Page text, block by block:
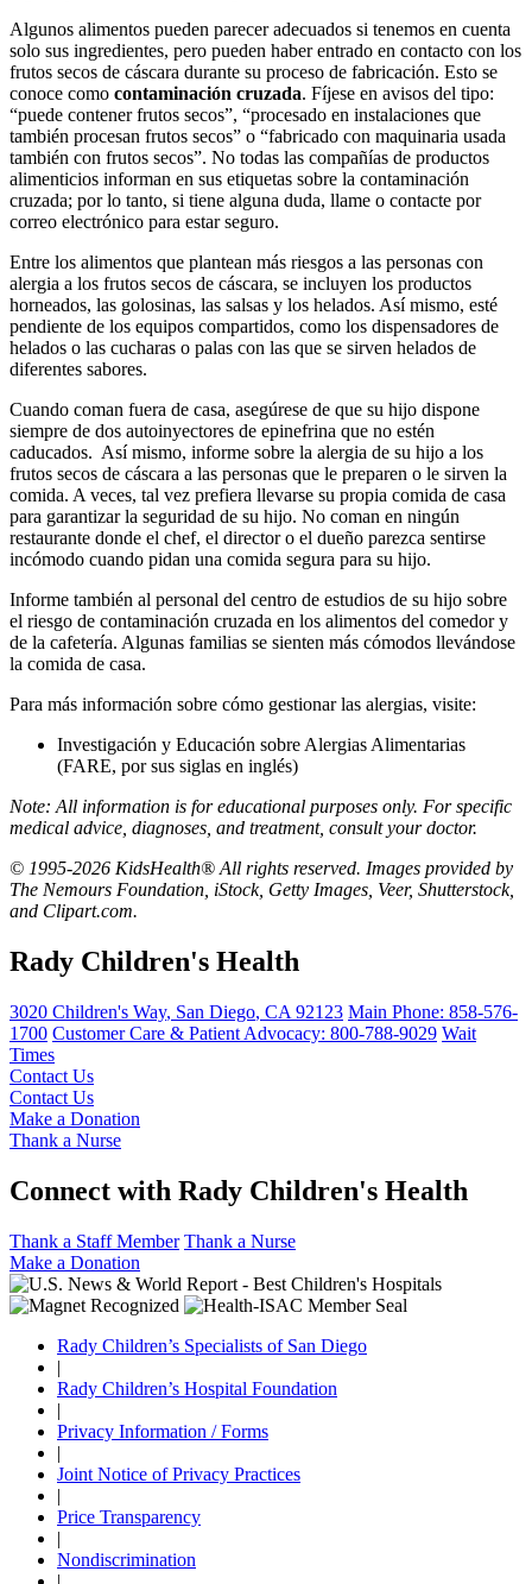
Algunos alimentos pueden parecer adecuados si tenemos en cuenta
solo sus ingredientes, pero pueden haber entrado en contacto con los
frutos secos de cáscara durante su proceso de fabricación. Esto se
conoce como contaminación cruzada. Fíjese en avisos del tipo:
“puede contener frutos secos”, “procesado en instalaciones que
también procesan frutos secos” o “fabricado con maquinaria usada
también con frutos secos”. No todas las compañías de productos
alimenticios informan en sus etiquetas sobre la contaminación
cruzada; por lo tanto, si tiene alguna duda, llame o contacte por
correo electrónico para estar seguro.
Entre los alimentos que plantean más riesgos a las personas con
alergia a los frutos secos de cáscara, se incluyen los productos
horneados, las golosinas, las salsas y los helados. Así mismo, esté
pendiente de los equipos compartidos, como los dispensadores de
helados o las cucharas o palas con las que se sirven helados de
diferentes sabores.
Cuando coman fuera de casa, asegúrese de que su hijo dispone
siempre de dos autoinyectores de epinefrina que no estén
caducados. Así mismo, informe sobre la alergia de su hijo a los
frutos secos de cáscara a las personas que le preparen o le sirven la
comida. A veces, tal vez prefiera llevarse su propia comida de casa
para garantizar la seguridad de su hijo. No coman en ningún
restaurante donde el chef, el director o el dueño parezca sentirse
incómodo cuando pidan una comida segura para su hijo.
Informe también al personal del centro de estudios de su hijo sobre
el riesgo de contaminación cruzada en los alimentos del comedor y
de la cafetería. Algunas familias se sienten más cómodos llevándose
la comida de casa.
Para más información sobre cómo gestionar las alergias, visite:
Investigación y Educación sobre Alergias Alimentarias
(FARE, por sus siglas en inglés)
Note: All information is for educational purposes only. For specific
medical advice, diagnoses, and treatment, consult your doctor.
© 1995-2026 KidsHealth® All rights reserved. Images provided by
The Nemours Foundation, iStock, Getty Images, Veer, Shutterstock,
and Clipart.com.
Rady Children's Health
3020 Children's Way, San Diego, CA 92123 Main Phone: 858-576-
1700 Customer Care & Patient Advocacy: 800-788-9029 Wait
Times
Contact Us
Contact Us
Make a Donation
Thank a Nurse
Connect with Rady Children's Health
Thank a Staff Member Thank a Nurse
Make a Donation
Rady Children’s Specialists of San Diego
|
Rady Children’s Hospital Foundation
|
Privacy Information / Forms
|
Joint Notice of Privacy Practices
|
Price Transparency
|
Nondiscrimination